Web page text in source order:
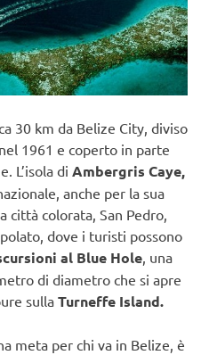
30 km da Belize City, diviso
1961 e coperto in parte
L’isola di Ambergris Caye,
anche per la sua
città colorata, San Pedro,
dove i turisti possono
al Blue Hole, una
di diametro che si apre
sullaTurneffe Island.
meta per chi va in Belize, è